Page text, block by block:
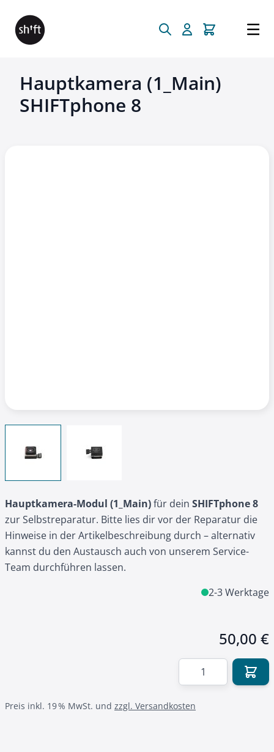
Hauptkamera (1_Main)
SHIFTphone 8
Hauptkamera-Modul (1_Main)für dein SHIFTphone 8
zur Selbstreparatur. Bitte lies dir vor der Reparatur die
Hinweise in der Artikelbeschreibung durch – alternativ
kannst du den Austausch auch von unserem Service-
Team durchführen lassen.
2-3 Werktage
50,00 €
Menge
Preis inkl. 19 % MwSt. und zzgl. Versandkosten